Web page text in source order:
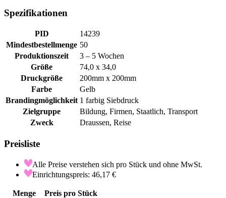
Spezifikationen
PID
14239
Mindestbestellmenge 50
Produktionszeit
3 – 5 Wochen
Größe
74,0 x 34,0
Druckgröße
200mm x 200mm
Farbe
Gelb
Brandingmöglichkeit 1 farbig Siebdruck
Zielgruppe
Bildung, Firmen, Staatlich, Transport
Zweck
Draussen, Reise
Preisliste
Alle Preise verstehen sich pro Stück und ohne MwSt.
Einrichtungspreis: 46,17 €
Menge
Preis pro Stück